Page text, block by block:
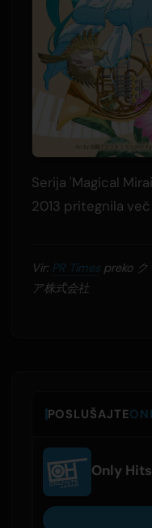
Serija 'Magical
2013 pritegnila
Vir: PR Timespreko ク
ア株式会社
POSLUŠAJTE
Only